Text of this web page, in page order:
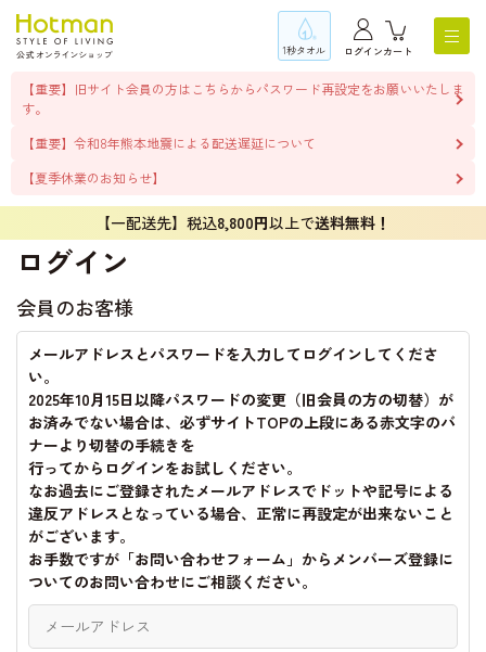
1秒タオル ログインカート
【重要】旧サイト会員の方はこちらからパスワード再設定をお願いいたしま
す。
【重要】令和8年熊本地震による配送遅延について
【夏季休業のお知らせ】
【一配送先】税込8,800円以上で送料無料！
ログイン
会員のお客様
メールアドレスとパスワードを入力してログインしてくださ
い。
2025年10月15日以降パスワードの変更（旧会員の方の切替）が
お済みでない場合は、必ずサイトTOPの上段にある赤文字のバ
ナーより切替の手続きを
行ってからログインをお試しください。
なお過去にご登録されたメールアドレスでドットや記号による
違反アドレスとなっている場合、正常に再設定が出来ないこと
がございます。
お手数ですが「お問い合わせフォーム」からメンバーズ登録に
ついてのお問い合わせにご相談ください。